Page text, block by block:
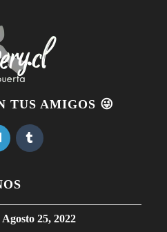
TUS AMIGOS 😜
Agosto 25, 2022